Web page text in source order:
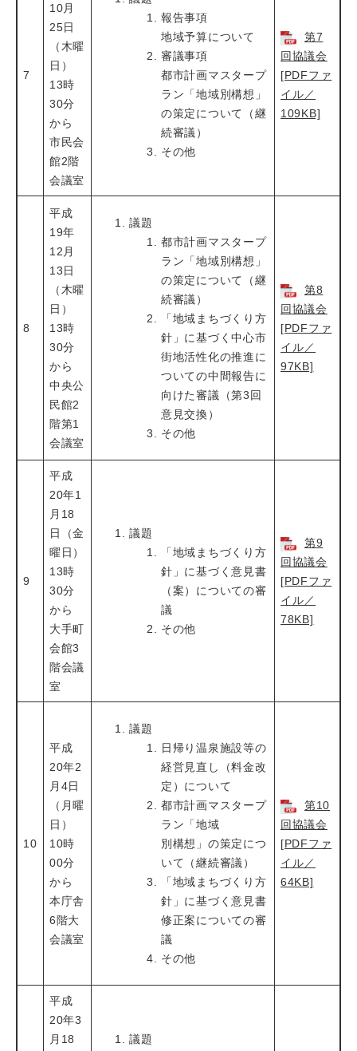
7
10月
25日
（木曜
日）
13時
30分
から
市民会
館2階
会議室
報告事項
地域予算について
審議事項
都市計画マスタープ
ラン「地域別構想」
の策定について（継
続審議）
その他
第7
回協議会
[PDFファ
イル／
109KB]
8
平成
19年
12月
13日
（木曜
日）
13時
30分
から
中央公
民館2
階第1
会議室
議題
都市計画マスタープ
ラン「地域別構想」
の策定について（継
続審議）
「地域まちづくり方
針」に基づく中心市
街地活性化の推進に
ついての中間報告に
向けた審議（第3回
意見交換）
その他
第8
回協議会
[PDFファ
イル／
97KB]
9
平成
20年1
月18
日（金
曜日）
13時
30分
から
大手町
会館3
階会議
室
議題
「地域まちづくり方
針」に基づく意見書
（案）についての審
議
その他
第9
回協議会
[PDFファ
イル／
78KB]
10
平成
20年2
月4日
（月曜
日）
10時
00分
から
本庁舎
6階大
会議室
議題
日帰り温泉施設等の
経営見直し（料金改
定）について
都市計画マスタープ
ラン「地域
別構想」の策定につ
いて（継続審議）
「地域まちづくり方
針」に基づく意見書
修正案についての審
議
その他
第10
回協議会
[PDFファ
イル／
64KB]
平成
20年3
月18
議題